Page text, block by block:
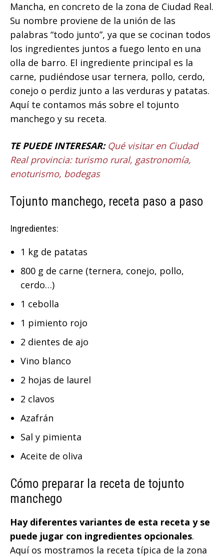
Mancha, en concreto de la zona de Ciudad Real.
Su nombre proviene de la unión de las
palabras “todo junto”, ya que se cocinan todos
los ingredientes juntos a fuego lento en una
olla de barro. El ingrediente principal es la
carne, pudiéndose usar ternera, pollo, cerdo,
conejo o perdiz junto a las verduras y patatas.
Aquí te contamos más sobre el tojunto
manchego y su receta.
TE PUEDE INTERESAR: Qué visitar en Ciudad
Real provincia: turismo rural, gastronomía,
enoturismo, bodegas
Tojunto manchego, receta paso a paso
Ingredientes:
1 kg de patatas
800 g de carne (ternera, conejo, pollo,
cerdo…)
1 cebolla
1 pimiento rojo
2 dientes de ajo
Vino blanco
2 hojas de laurel
2 clavos
Azafrán
Sal y pimienta
Aceite de oliva
Cómo preparar la receta de tojunto
manchego
Hay diferentes variantes de esta receta y se
puede jugar con ingredientes opcionales.
Aquí os mostramos la receta típica de la zona